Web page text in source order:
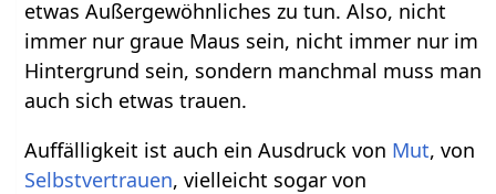
etwas Außergewöhnliches zu tun. Also, nicht
immer nur graue Maus sein, nicht immer nur im
Hintergrund sein, sondern manchmal muss man
auch sich etwas trauen.
Auffälligkeit ist auch ein Ausdruck von Mut, von
Selbstvertrauen, vielleicht sogar von